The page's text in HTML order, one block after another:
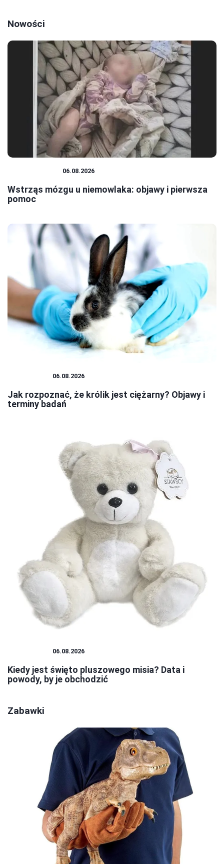
Nowości
06.08.2026
Wstrząs mózgu u niemowlaka: objawy i pierwsza
pomoc
06.08.2026
Jak rozpoznać, że królik jest ciężarny? Objawy i
terminy badań
06.08.2026
Kiedy jest święto pluszowego misia? Data i
powody, by je obchodzić
Zabawki